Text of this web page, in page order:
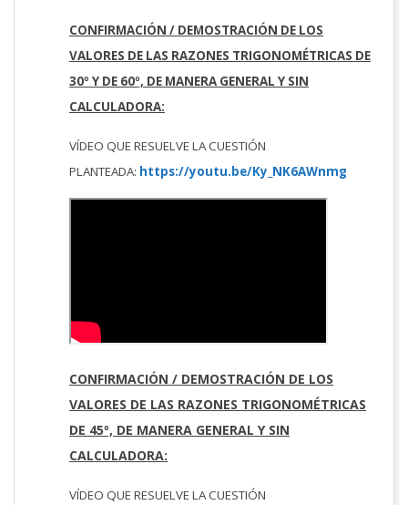
CONFIRMACIÓN / DEMOSTRACIÓN DE LOS
VALORES DE LAS RAZONES TRIGONOMÉTRICAS DE
30º Y DE 60º, DE MANERA GENERAL Y SIN
CALCULADORA:
VÍDEO QUE RESUELVE LA CUESTIÓN
PLANTEADA: https://youtu.be/Ky_NK6AWnmg
CONFIRMACIÓN / DEMOSTRACIÓN DE LOS
VALORES DE LAS RAZONES TRIGONOMÉTRICAS
DE 45º, DE MANERA GENERAL Y SIN
CALCULADORA:
VÍDEO QUE RESUELVE LA CUESTIÓN